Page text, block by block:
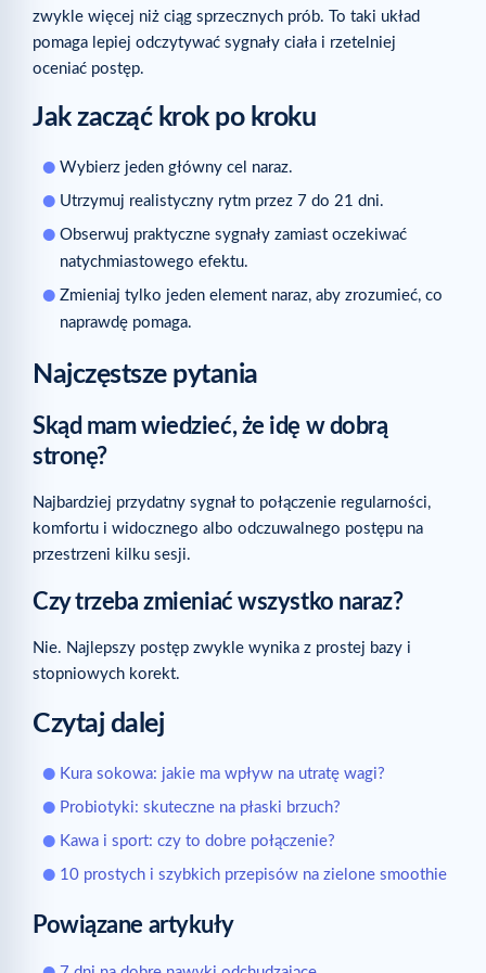
zwykle więcej niż ciąg sprzecznych prób. To taki układ
pomaga lepiej odczytywać sygnały ciała i rzetelniej
oceniać postęp.
Jak zacząć krok po kroku
Wybierz jeden główny cel naraz.
Utrzymuj realistyczny rytm przez 7 do 21 dni.
Obserwuj praktyczne sygnały zamiast oczekiwać
natychmiastowego efektu.
Zmieniaj tylko jeden element naraz, aby zrozumieć, co
naprawdę pomaga.
Najczęstsze pytania
Skąd mam wiedzieć, że idę w dobrą
stronę?
Najbardziej przydatny sygnał to połączenie regularności,
komfortu i widocznego albo odczuwalnego postępu na
przestrzeni kilku sesji.
Czy trzeba zmieniać wszystko naraz?
Nie. Najlepszy postęp zwykle wynika z prostej bazy i
stopniowych korekt.
Czytaj dalej
Kura sokowa: jakie ma wpływ na utratę wagi?
Probiotyki: skuteczne na płaski brzuch?
Kawa i sport: czy to dobre połączenie?
10 prostych i szybkich przepisów na zielone smoothie
Powiązane artykuły